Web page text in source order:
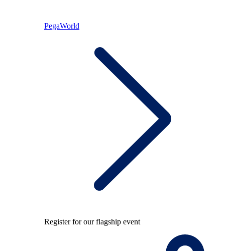
PegaWorld
Register for our flagship event